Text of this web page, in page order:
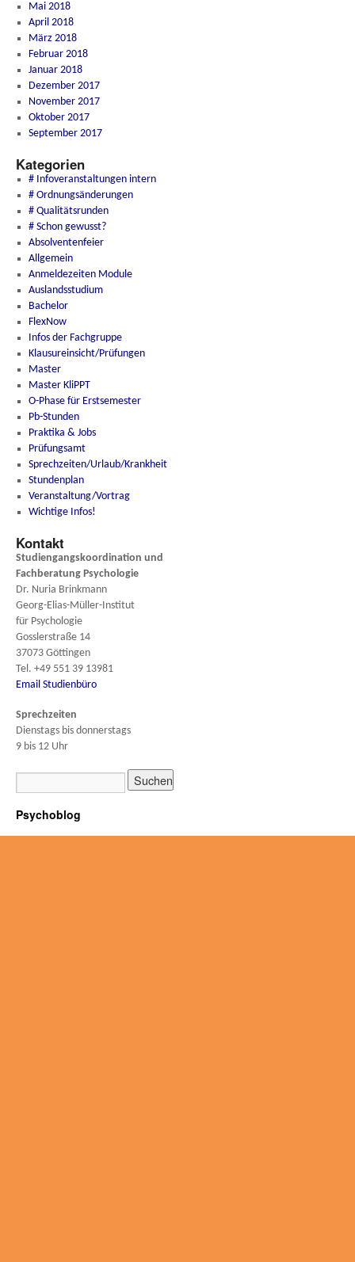
Mai 2018
April 2018
März 2018
Februar 2018
Januar 2018
Dezember 2017
November 2017
Oktober 2017
September 2017
Kategorien
# Infoveranstaltungen intern
# Ordnungsänderungen
# Qualitätsrunden
# Schon gewusst?
Absolventenfeier
Allgemein
Anmeldezeiten Module
Auslandsstudium
Bachelor
FlexNow
Infos der Fachgruppe
Klausureinsicht/Prüfungen
Master
Master KliPPT
O-Phase für Erstsemester
Pb-Stunden
Praktika & Jobs
Prüfungsamt
Sprechzeiten/Urlaub/Krankheit
Stundenplan
Veranstaltung/Vortrag
Wichtige Infos!
Kontakt
Studiengangskoordination und
Fachberatung Psychologie
Dr. Nuria Brinkmann
Georg-Elias-Müller-Institut
für Psychologie
Gosslerstraße 14
37073 Göttingen
Tel. +49 551 39 13981
Email Studienbüro
Sprechzeiten
Dienstags bis donnerstags
9 bis 12 Uhr
Psychoblog